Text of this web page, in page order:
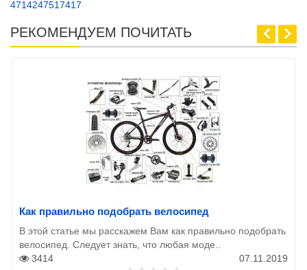
4714247517417
РЕКОМЕНДУЕМ ПОЧИТАТЬ
Как правильно подобрать велосипед
В этой статье мы расскажем Вам как правильно подобрать
велосипед. Следует знать, что любая моде..
3414
07.11.2019